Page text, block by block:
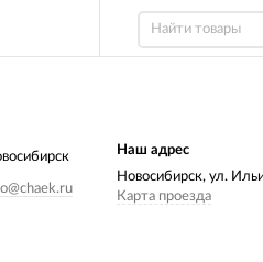
Наш адрес
Новосибирск, ул.
Карта проезда